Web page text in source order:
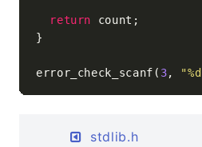
return count;
}
error_check_scanf( 3,
stdlib.h